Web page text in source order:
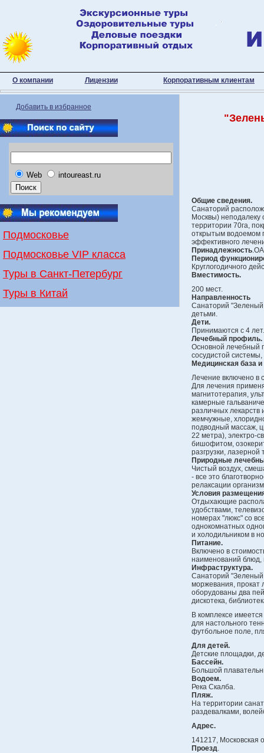
О компании Лицензии Корпоративным клиентам
Добавить в избранное
Web intoureast.ru
Подмосковье
Подмосковье VIP класса
Туры в Санкт-Петербург
Туры в Китай
Общие сведения.
Санаторий
Москвы) неподалеку
территории 70га,
открытым водоемом
эффективного
Принадлежность
Период
Круглогодичного
Вместимость.
200 мест.
Направленность
Санаторий "Зеленый
детьми.
Дети.
Принимаются с 4 лет.
Лечебный профиль.
Основной лечебный
сосудистой
Медицинская база и
Лечение включено в
Для лечения
магнитотерапия,
камерные
различных лекарств
жемчужные,
подводный массаж,
22 метра), электро-
бишофитом,
разгрузки,
Природные
Чистый воздух,
- все это
релаксации
Условия
Отдыхающие
удобствами,
номерах "люкс" со
однокомнатных
и холодильником в
Питание.
Включено в
наименований блюд,
Инфраструктура.
Санаторий "Зеленый
моржевания, прокат
оборудованы два
дискотека,
В комплексе
для настольного
футбольное поле,
Для детей.
Детские площадки,
Бассейн.
Большой
Водоем.
Река Скалба.
Пляж.
На территории
раздевалками,
Адрес.
141217, Московская
Проезд.